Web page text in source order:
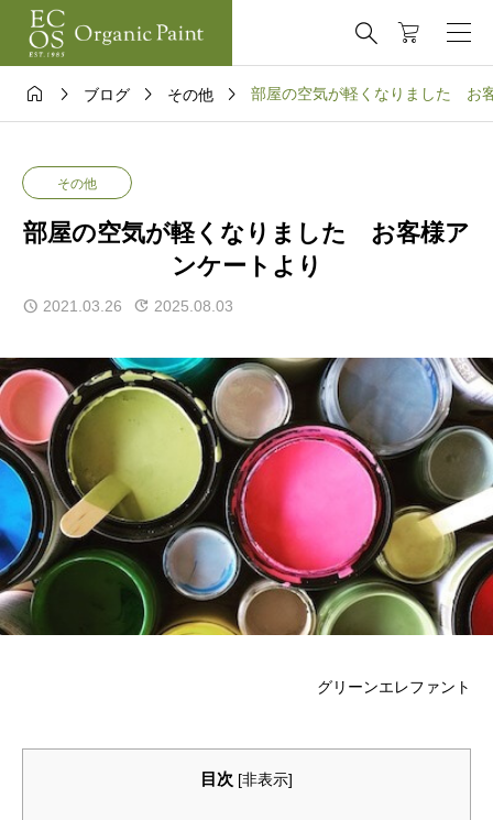

  ブログ  その他  部屋の空気が軽くなりました お
その他
部屋の空気が軽くなりました お客様ア
ンケートより
2021.03.26 2025.08.03
グリーンエレファント
目次 [非表示]